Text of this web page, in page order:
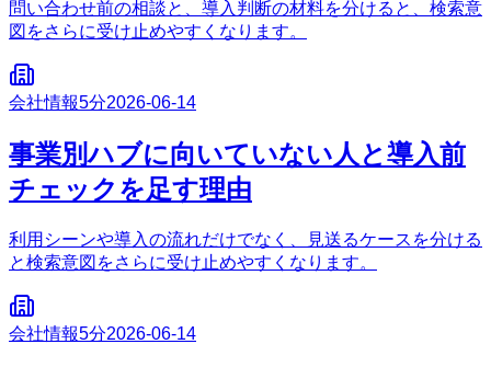
問い合わせ前の相談と、導入判断の材料を分けると、検索意
図をさらに受け止めやすくなります。
会社情報5分2026-06-14
事業別ハブに向いていない人と導入前
チェックを足す理由
利用シーンや導入の流れだけでなく、見送るケースを分ける
と検索意図をさらに受け止めやすくなります。
会社情報5分2026-06-14